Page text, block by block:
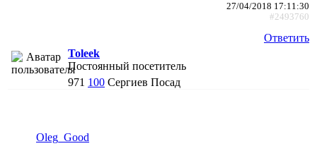
27/04/2018 17:11:30
#2493760
Ответить
Toleek
Постоянный посетитель
971 100 Сергиев Посад
Oleg_Good